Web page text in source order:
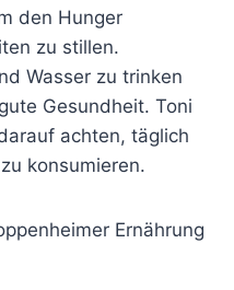
den Hunger
zu stillen.
Wasser zu trinken
Gesundheit. Toni
achten, täglich
konsumieren.